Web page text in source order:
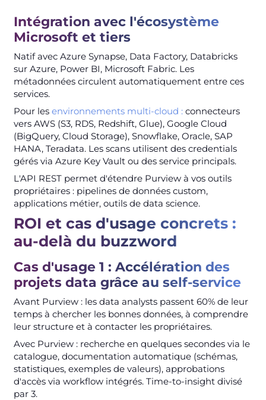
Intégration avec l'écosystème
Microsoft et tiers
Natif avec Azure Synapse, Data Factory, Databricks
sur Azure, Power BI, Microsoft Fabric. Les
métadonnées circulent automatiquement entre ces
services.
Pour les environnements multi-cloud :connecteurs
vers AWS (S3, RDS, Redshift, Glue), Google Cloud
(BigQuery, Cloud Storage), Snowflake, Oracle, SAP
HANA, Teradata. Les scans utilisent des credentials
gérés via Azure Key Vault ou des service principals.
L'API REST permet d'étendre Purview à vos outils
propriétaires : pipelines de données custom,
applications métier, outils de data science.
ROI et cas d'usage concrets :
au-delà du buzzword
Cas d'usage 1 : Accélération des
projets data grâce au self-service
Avant Purview : les data analysts passent 60% de leur
temps à chercher les bonnes données, à comprendre
leur structure et à contacter les propriétaires.
Avec Purview : recherche en quelques secondes via le
catalogue, documentation automatique (schémas,
statistiques, exemples de valeurs), approbations
d'accès via workflow intégrés. Time-to-insight divisé
par 3.